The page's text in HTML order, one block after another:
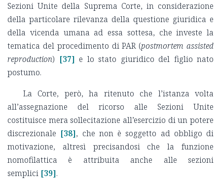
Sezioni Unite della Suprema Corte, in considerazione
della particolare rilevanza della questione giuridica e
della vicenda umana ad essa sottesa, che investe la
tematica del procedimento di PAR (postmortem assisted
reproduction) [37] e lo stato giuridico del figlio nato
postumo.
La Corte, però, ha ritenuto che l’istanza volta
all’assegnazione del ricorso alle Sezioni Unite
costituisce mera sollecitazione all’esercizio di un potere
discrezionale [38], che non è soggetto ad obbligo di
motivazione, altresì precisandosi che la funzione
nomofilattica è attribuita anche alle sezioni
semplici [39].